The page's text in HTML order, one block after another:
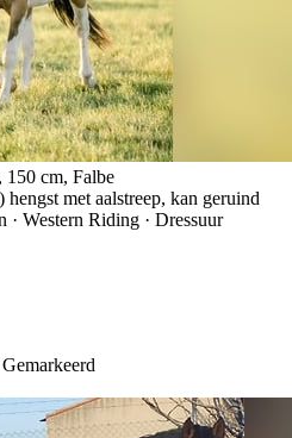
150 cm, Falbe
met aalstreep, kan geruind
Western Riding · Dressuur
Gemarkeerd